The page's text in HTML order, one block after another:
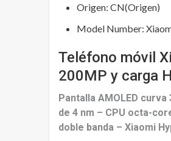
Origen: CN(Origen)
Model Number:
Teléfono móvil
200MP y carga
Pantalla AMOLED
de 4 nm – CPU octa-
doble banda – Xiaomi